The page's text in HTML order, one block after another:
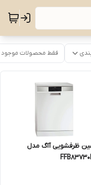
فقط محصولات موجود
ظرفشویی آاگ مدل